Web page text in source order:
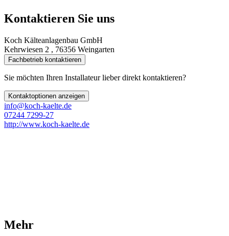
Kontaktieren Sie uns
Koch Kälteanlagenbau GmbH
Kehrwiesen 2 , 76356 Weingarten
Fachbetrieb kontaktieren
Sie möchten Ihren Installateur lieber direkt kontaktieren?
Kontaktoptionen anzeigen
info@koch-kaelte.de
07244 7299-27
http://www.koch-kaelte.de
Mehr